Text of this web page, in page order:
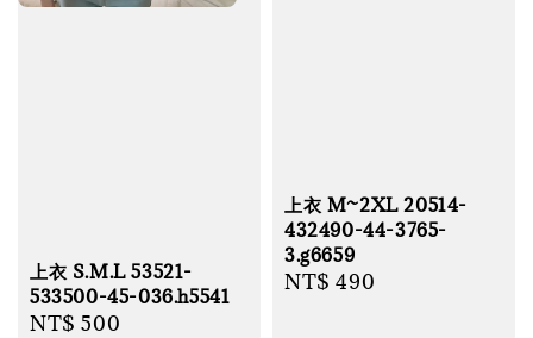
上衣 S.M.L 53521-
533500-45-036.h5541
Regular
NT$ 500
上衣 M~2XL 20514-
432490-44-3765-
3.g6659
Regular
NT$ 490